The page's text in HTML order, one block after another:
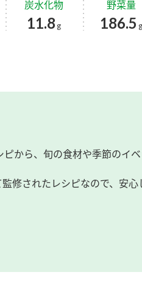
炭水化物
11.8 g
野菜量
186.5 g
から、旬の食材や季節のイ
修されたレシピなので、安心